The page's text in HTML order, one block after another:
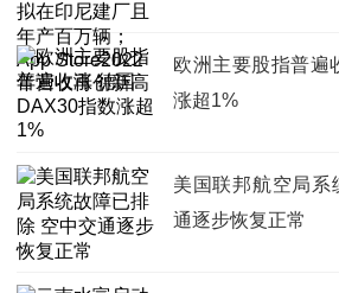
欧洲主要股指普遍
涨超1%
美国联邦航空局系
通逐步恢复正常